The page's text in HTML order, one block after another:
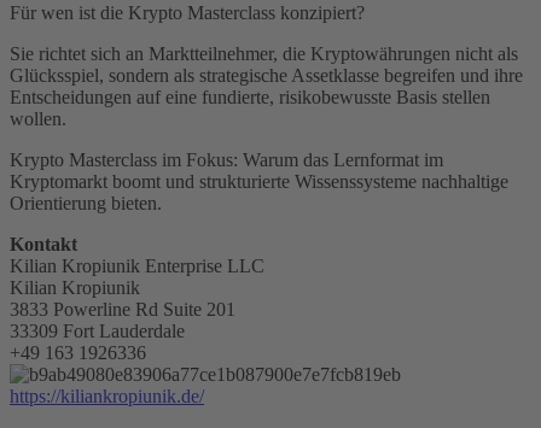
Für wen ist die Krypto Masterclass konzipiert?
Sie richtet sich an Marktteilnehmer, die Kryptowährungen nicht als
Glücksspiel, sondern als strategische Assetklasse begreifen und ihre
Entscheidungen auf eine fundierte, risikobewusste Basis stellen
wollen.
Krypto Masterclass im Fokus: Warum das Lernformat im
Kryptomarkt boomt und strukturierte Wissenssysteme nachhaltige
Orientierung bieten.
Kontakt
Kilian Kropiunik Enterprise LLC
Kilian Kropiunik
3833 Powerline Rd Suite 201
33309 Fort Lauderdale
+49 163 1926336
https://kiliankropiunik.de/